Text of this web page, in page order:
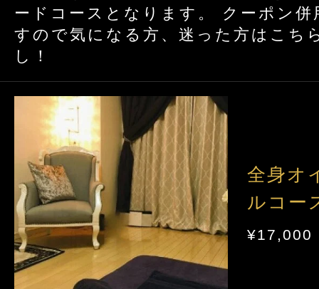
ードコースとなります。 クーポン併
すので気になる方、迷った方はこち
し！
全身オ
ルコー
¥17,000